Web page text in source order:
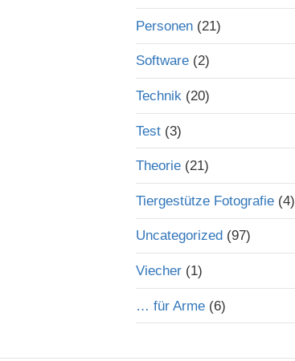
Personen(21)
Software(2)
Technik(20)
Test(3)
Theorie(21)
Tiergestütze Fotografie(4)
Uncategorized (97)
Viecher(1)
… für Arme(6)